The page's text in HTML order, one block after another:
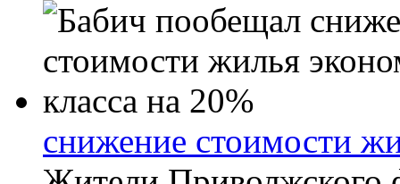
снижение стоимости